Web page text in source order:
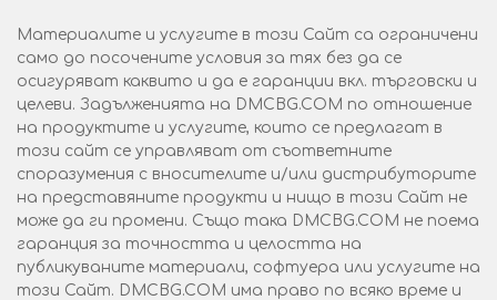
Материалите и услугите в този Сайт са ограничени
само до посочените условия за тях без да се
осигуряват каквито и да е гаранции вкл. търговски и
целеви. Задълженията на DMCBG.COM по отношение
на продуктите и услугите, които се предлагат в
този сайт се управляват от съответните
споразумения с вносителите и/или дистрибуторите
на представяните продукти и нищо в този Сайт не
може да ги промени. Също така DMCBG.COM не поема
гаранция за точността и целостта на
публикуваните материали, софтуера или услугите на
този Сайт. DMCBG.COM има право по всяко време и